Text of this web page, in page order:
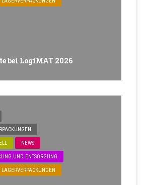
bei LogiMAT 2026
NEWS
UND ENTSORGUNG